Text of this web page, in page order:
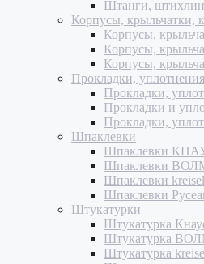
Штанги,
Корпусы, крыльчатки,
Корпусы,
Корпусы,
Корпусы,
Прокладки, уплотнения
Прокладки,
Прокладки и
Прокладки,
Шпаклевки
Шпаклевки
Шпаклевки
Шпаклевки kreisel
Шпаклевки
Штукатурки
Штукатурка
Штукатурка
Штукатурка